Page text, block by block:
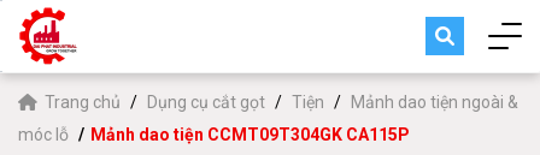
Trang chủ Dụng cụ cắt gọt Tiện
Mảnh dao tiện ngoài &
móc lỗ
Mảnh dao tiện CCMT09T304GK CA115P